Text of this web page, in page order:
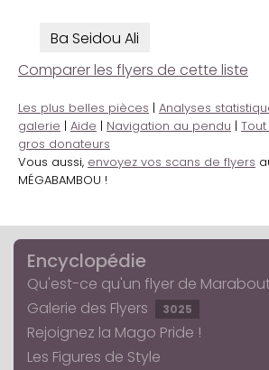
Ba Seidou Ali
Comparer les flyers de cette liste
Les plus belles pièces | Analyses
galerie | Aide | Navigation au pendu |
gros donateurs
Vous aussi, envoyez vos scans de flyers
MÉGABAMBOU !
Encyclopédie
Qu'est-ce qu'un flyer de
Galerie des Flyers
3025
Rejoignez la Mago Pride !
Les Figures de Style